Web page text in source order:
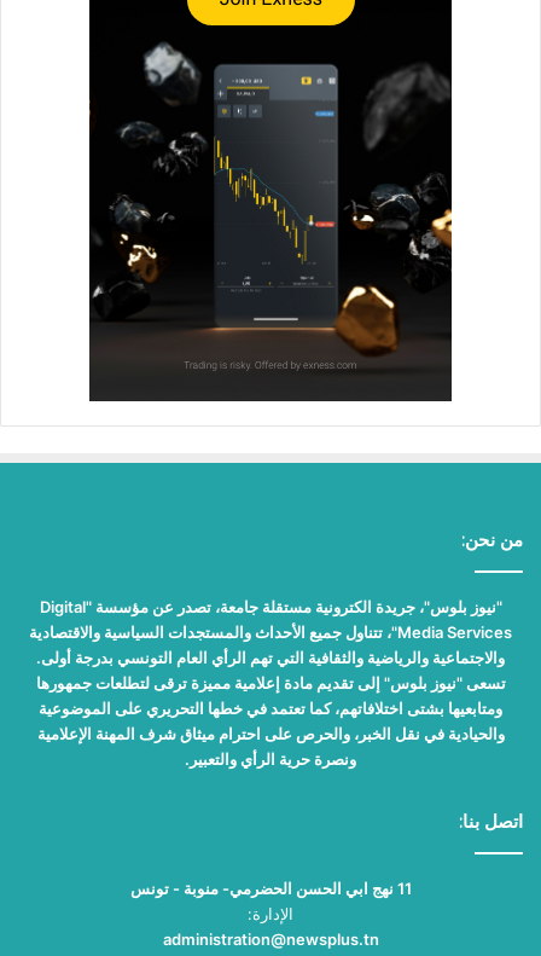
من نحن:
"نيوز بلوس"، جريدة الكترونية مستقلة جامعة، تصدر عن مؤسسة "Digital
Media Services"، تتناول جميع الأحداث والمستجدات السياسية والاقتصادية
والاجتماعية والرياضية والثقافية التي تهم الرأي العام التونسي بدرجة أولى.
تسعى "نيوز بلوس" إلى تقديم مادة إعلامية مميزة ترقى لتطلعات جمهورها
ومتابعيها بشتى اختلافاتهم، كما تعتمد في خطها التحريري على الموضوعية
والحيادية في نقل الخبر، والحرص على احترام ميثاق شرف المهنة الإعلامية
ونصرة حرية الرأي والتعبير.
اتصل بنا:
11 نهج ابي الحسن الحضرمي- منوبة - تونس
الإدارة:
administration@newsplus.tn